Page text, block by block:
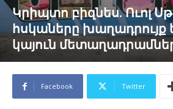
Կրիպտո բիզնես. Ուոլ
հսկաները խաղադրույք
կայուն
Facebook Twitter